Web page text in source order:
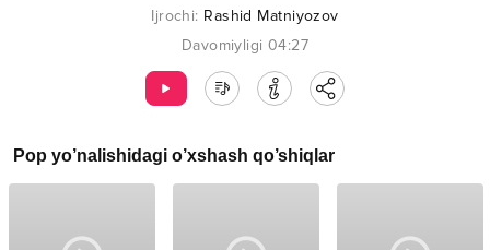
Ijrochi: Rashid Matniyozov
Davomiyligi 04:27
Pop yo’nalishidagi o’xshash qo’shiqlar